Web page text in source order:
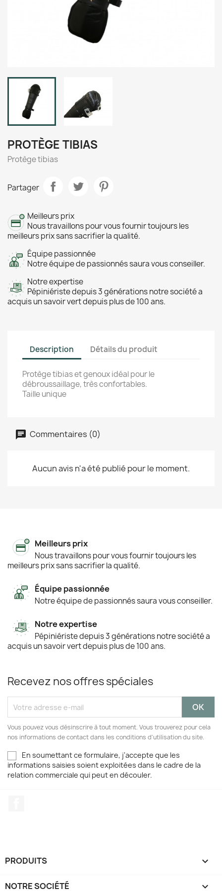
PROTÈGE TIBIAS
Protège tibias
Partager
Meilleurs prix
Nous travaillons pour vous fournir toujours les
meilleurs prix sans sacrifier la qualité.
Équipe passionnée
Notre équipe de passionnés saura vous conseiller.
Notre expertise
Pépiniériste depuis 3 générations notre société a
acquis un savoir vert depuis plus de 100 ans.
Description Détails du produit
Protège tibias et genoux idéal pour le
débroussaillage, très confortables.
Taille unique
Commentaires (0)
Aucun avis n'a été publié pour le moment.
Meilleurs prix
Nous travaillons pour vous fournir toujours les
meilleurs prix sans sacrifier la qualité.
Équipe passionnée
Notre équipe de passionnés saura vous conseiller.
Notre expertise
Pépiniériste depuis 3 générations notre société a
acquis un savoir vert depuis plus de 100 ans.
Recevez nos offres spéciales
Vous pouvez vous désinscrire à tout moment. Vous trouverez pour cela
nos informations de contact dans les conditions d'utilisation du site.
En soumettant ce formulaire, j'accepte que les
informations saisies soient exploitées dans le cadre de la
relation commerciale qui peut en découler.
PRODUITS 
NOTRE SOCIÉTÉ 